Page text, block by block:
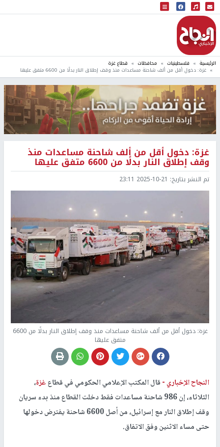
البث المباشر
إذاعة النجاح
الرئيسية فلسطينيات محافظات قطاع غزة
غزة: دخول أقل من ألف شاحنة مساعدات منذ وقف إطلاق النار بدلًا من 6600 متفق عليها
غزة: دخول أقل من ألف شاحنة مساعدات منذ
وقف إطلاق النار بدلًا من 6600 متفق عليها
تم النشر بتاريخ: 2025-10-21 23:11
غزة: دخول أقل من ألف شاحنة مساعدات منذ وقف إطلاق النار بدلًا من 6600
متفق عليها
النجاح الإخباري -قال المكتب الإعلامي الحكومي في قطاعغزة،
الثلاثاء، إن 986 شاحنة مساعدات فقط دخلت القطاع منذ بدء سريان
وقف إطلاق النار مع إسرائيل، من أصل 6600 شاحنة يفترض دخولها
حتى مساء الاثنين وفق الاتفاق.